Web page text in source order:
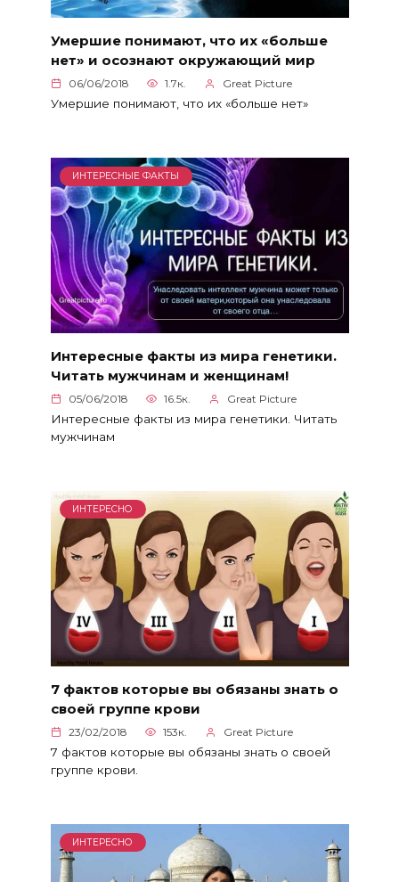
Умершие понимают, что их «больше
нет» и осознают окружающий мир
06/06/2018 1.7к. Great Picture
Умершие понимают, что их «больше нет»
ИНТЕРЕСНЫЕ ФАКТЫ
Интересные факты из мира генетики.
Читать мужчинам и женщинам!
05/06/2018 16.5к. Great Picture
Интересные факты из мира генетики. Читать
мужчинам
ИНТЕРЕСНО
7 фактов которые вы обязаны знать о
своей группе крови
23/02/2018 153к. Great Picture
7 фактов которые вы обязаны знать о своей
группе крови.
ИНТЕРЕСНО